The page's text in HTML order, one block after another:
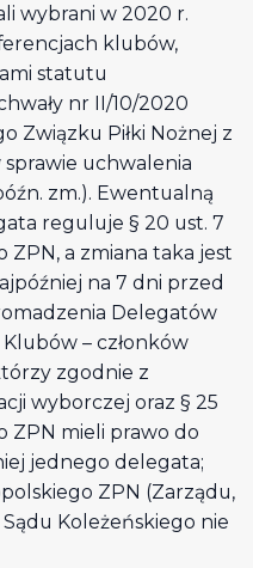
wybrani w 2020 r.
klubów,
statutu
nr II/10/2020
Związku Piłki Nożnej z
uchwalenia
zm.). Ewentualną
reguluje § 20 ust. 7
a zmiana taka jest
na 7 dni przed
Delegatów
– członków
zgodnie z
wyborczej oraz § 25
ZPN mieli prawo do
jednego delegata;
ZPN (Zarządu,
Koleżeńskiego nie